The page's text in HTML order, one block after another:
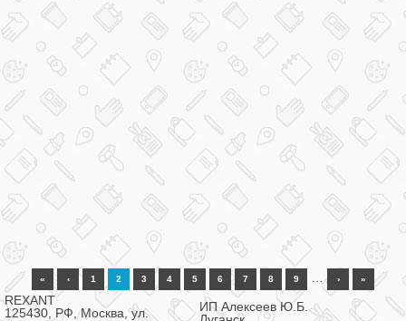
« ‹ 1 2 3 4 5 6 7 8 9 › »
REXANT
125430, РФ, Москва, ул.
ИП Алексеев Ю.Б.